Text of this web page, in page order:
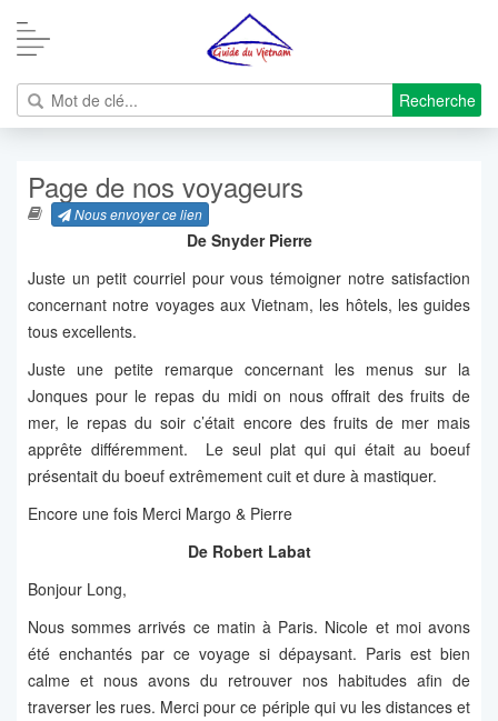
Recherche
Page de nos voyageurs
Nous envoyer ce lien
De Snyder Pierre
Juste un petit courriel pour vous témoigner notre satisfaction
concernant notre voyages aux Vietnam, les hôtels, les guides
tous excellents.
Juste une petite remarque concernant les menus sur la
Jonques pour le repas du midi on nous offrait des fruits de
mer, le repas du soir c’était encore des fruits de mer mais
apprête différemment. Le seul plat qui qui était au boeuf
présentait du boeuf extrêmement cuit et dure à mastiquer.
Encore une fois Merci Margo & Pierre
De Robert Labat
Bonjour Long,
Nous sommes arrivés ce matin à Paris. Nicole et moi avons
été enchantés par ce voyage si dépaysant. Paris est bien
calme et nous avons du retrouver nos habitudes afin de
traverser les rues. Merci pour ce périple qui vu les distances et